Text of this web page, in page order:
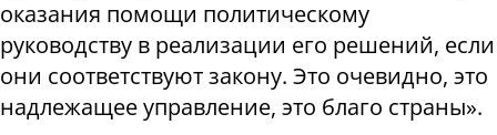
оказания помощи политическому
руководству в реализации его решений, если
они соответствуют закону. Это очевидно, это
надлежащее управление, это благо страны».